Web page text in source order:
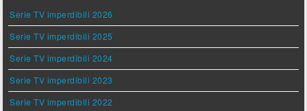
Serie TV imperdibili 2026
Serie TV imperdibili 2025
Serie TV imperdibili 2024
Serie TV imperdibili 2023
Serie TV imperdibili 2022